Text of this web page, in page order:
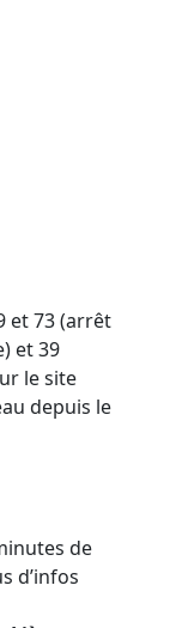
et 73 (arrêt
et 39
le site
depuis le
de
d’infos